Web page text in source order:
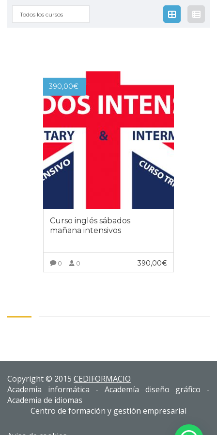
Todos los cursos
390,00€
Curso inglés sábados
mañana intensivos
0 0 390,00€
Copyright © 2015 CEDIFORMACIO
Academia informática - Academía diseño gráfico -
Academia de idiomas
Centro de formación y gestión empresarial